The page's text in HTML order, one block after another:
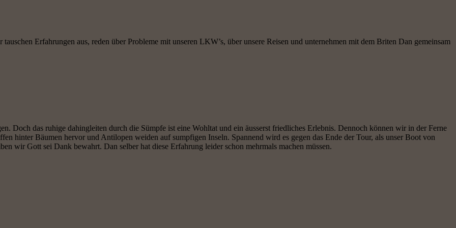
tauschen Erfahrungen aus, reden über Probleme mit unseren LKW’s, über unsere Reisen und unternehmen mit dem Briten Dan gemeinsam
Doch das ruhige dahingleiten durch die Sümpfe ist eine Wohltat und ein äusserst friedliches Erlebnis. Dennoch können wir in der Ferne
hinter Bäumen hervor und Antilopen weiden auf sumpfigen Inseln. Spannend wird es gegen das Ende der Tour, als unser Boot von
wir Gott sei Dank bewahrt. Dan selber hat diese Erfahrung leider schon mehrmals machen müssen.